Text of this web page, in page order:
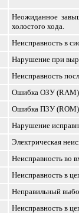
Неожиданное
холостого хода.
Неисправность в
Нарушение при
Неисправность
Ошибка ОЗУ (RAM)
Ошибка ПЗУ (ROM)
Нарушение
Электрическая
Неисправность во
Неисправность в
Неправильный
Неисправность в